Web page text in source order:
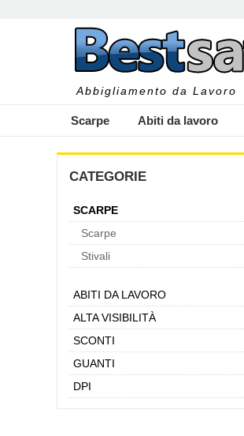
Abbigliamento da Lavoro
Scarpe Abiti da lavoro
CATEGORIE
SCARPE
Scarpe
Stivali
ABITI DA LAVORO
ALTA VISIBILITÀ
SCONTI
GUANTI
DPI